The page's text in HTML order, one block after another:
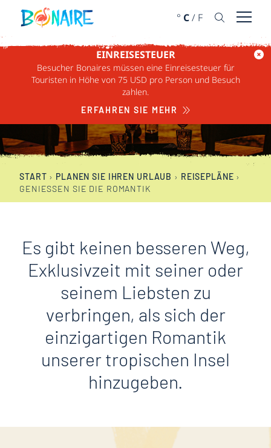
WEITER ZUM INHALT
° C/ F Menü
EINREISESTEUER
Besucher Bonaires müssen eine Einreisesteuer für
Touristen in Höhe von 75 USD pro Person und Besuch
zahlen.
ERFAHREN SIE MEHR
GENIESSEN SIE DIE R
OMANTIK
START › PLANEN SIE IHREN URLAUB › REISEPLÄNE ›
GENIESSEN SIE DIE ROMANTIK
Es gibt keinen besseren Weg,
Exklusivzeit mit seiner oder
seinem Liebsten zu
verbringen, als sich der
einzigartigen Romantik
unserer tropischen Insel
hinzugeben.